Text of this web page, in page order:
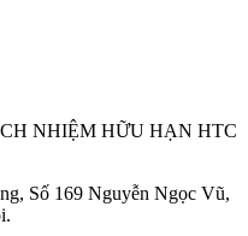
NHIỆM HỮU HẠN HTC
Số 169 Nguyễn Ngọc Vũ,
i.